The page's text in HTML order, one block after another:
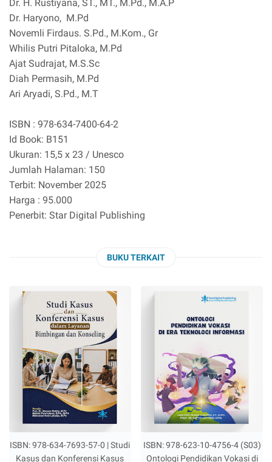
Dr. H. Rustiyana, ST., MT., M.Pd., M.A.P
Dr. Haryono, M.Pd
Novemli Firdaus. S.Pd., M.Kom., Gr
Whilis Putri Pitaloka, M.Pd
Ajat Sudrajat, M.S.Sc
Diah Permasih, M.Pd
Ari Aryadi, S.Pd., M.T
ISBN : 978-634-7400-64-2
Id Book: B151
Ukuran: 15,5 x 23 / Unesco
Jumlah Halaman: 150
Terbit: November 2025
Harga : 95.000
Penerbit: Star Digital Publishing
BUKU TERKAIT
ISBN: 978-634-7693-57-0 | Studi
Kasus dan Konferensi Kasus
ISBN: 978-623-10-4756-4 (S03)
Ontologi Pendidikan Vokasi di